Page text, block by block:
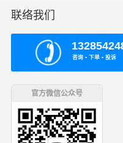
联络我们
咨询 ▪ 下单 ▪ 投诉
官方微信公众号